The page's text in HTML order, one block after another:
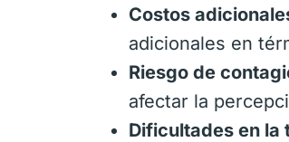
Costos
adicionales en
Riesgo de
afectar la
Dificultades en la